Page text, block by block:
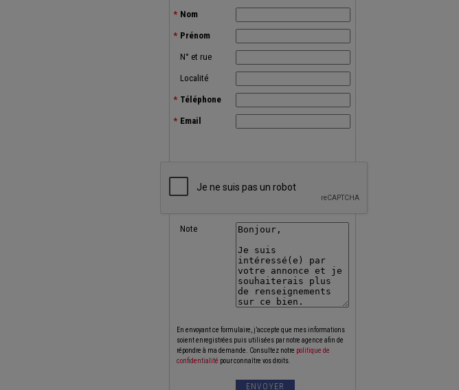
Nom
Prénom
N° et rue
Localité
Téléphone
Email
Note
En envoyant ce formulaire, j’accepte que mes informations
soient enregistrées puis utilisées par notre agence afin de
répondre à ma demande. Consultez notre politique de
confidentialité pour connaître vos droits.